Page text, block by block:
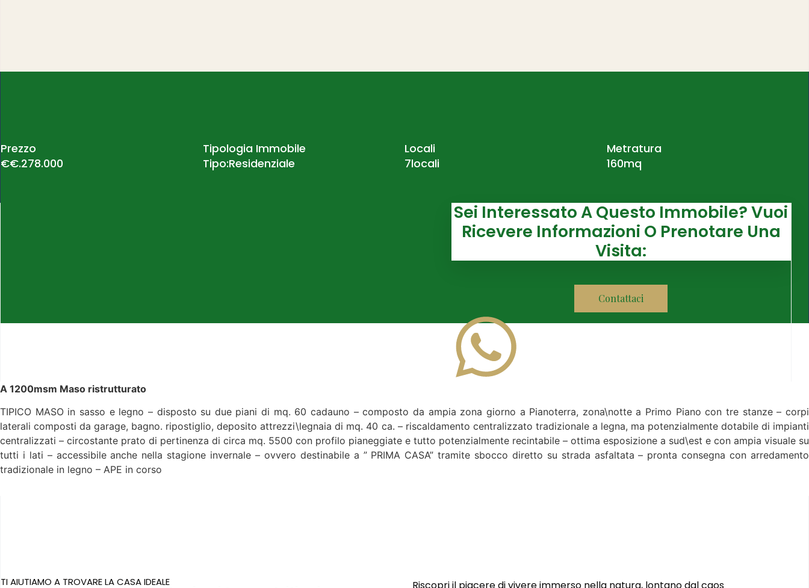
Prezzo
€€.278.000
Tipologia Immobile
Tipo:Residenziale
Locali
7locali
Metratura
160mq
Sei Interessato A Questo Immobile? Vuoi
Ricevere Informazioni O Prenotare Una
Visita:
Contattaci
A 1200msm Maso ristrutturato
TIPICO MASO in sasso e legno – disposto su due piani di mq. 60 cadauno – composto da ampia zona giorno a Pianoterra, zona\notte a Primo Piano con tre stanze – corpi
laterali composti da garage, bagno. ripostiglio, deposito attrezzi\legnaia di mq. 40 ca. – riscaldamento centralizzato tradizionale a legna, ma potenzialmente dotabile di impianti
centralizzati – circostante prato di pertinenza di circa mq. 5500 con profilo pianeggiate e tutto potenzialmente recintabile – ottima esposizione a sud\est e con ampia visuale su
tutti i lati – accessibile anche nella stagione invernale – ovvero destinabile a ” PRIMA CASA” tramite sbocco diretto su strada asfaltata – pronta consegna con arredamento
tradizionale in legno – APE in corso
TI AIUTIAMO A TROVARE LA CASA IDEALE
Riscopri il piacere di vivere immerso nella natura, lontano dal caos